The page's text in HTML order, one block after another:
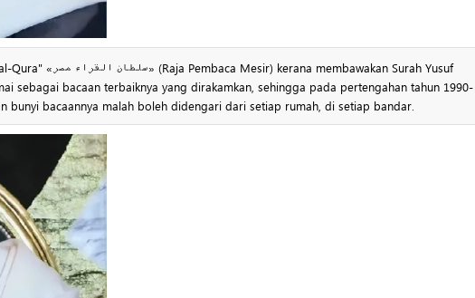
sebagai bacaan terbaiknya yang dirakamkan, sehingga pada pertengahan tahun 1990-
bunyi bacaannya malah boleh didengari dari setiap rumah, di setiap bandar.